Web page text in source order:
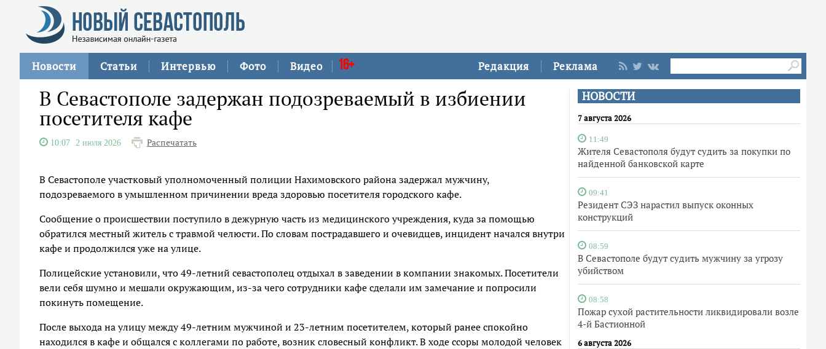
Редакция Реклама
Новости Статьи Интервью Фото Видео 16+
НОВОСТИ
7 августа 2026
11:49
Жителя Севастополя будут судить за покупки по
найденной банковской карте
09:41
Резидент СЭЗ нарастил выпуск оконных
конструкций
08:59
В Севастополе будут судить мужчину за угрозу
убийством
08:58
Пожар сухой растительности ликвидировали возле
4-й Бастионной
6 августа 2026
В Севастополе задержан подозреваемый в избиении
посетителя кафе
10:07 2 июля 2026 Распечатать
В Севастополе участковый уполномоченный полиции Нахимовского района задержал мужчину,
подозреваемого в умышленном причинении вреда здоровью посетителя городского кафе.
Сообщение о происшествии поступило в дежурную часть из медицинского учреждения, куда за помощью
обратился местный житель с травмой челюсти. По словам пострадавшего и очевидцев, инцидент начался внутри
кафе и продолжился уже на улице.
Полицейские установили, что 49-летний севастополец отдыхал в заведении в компании знакомых. Посетители
вели себя шумно и мешали окружающим, из-за чего сотрудники кафе сделали им замечание и попросили
покинуть помещение.
После выхода на улицу между 49-летним мужчиной и 23-летним посетителем, который ранее спокойно
находился в кафе и общался с коллегами по работе, возник словесный конфликт. В ходе ссоры молодой человек